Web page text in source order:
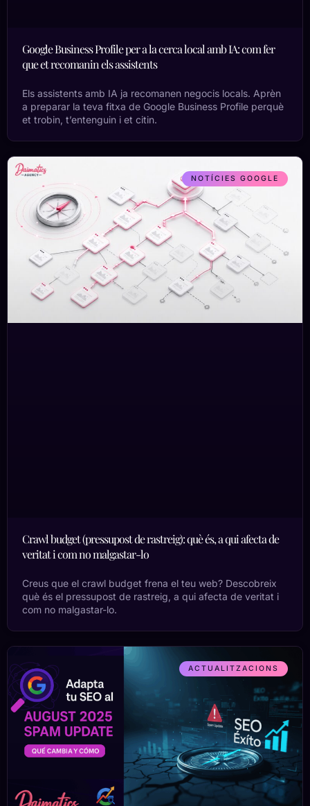
Google Business Profile per a la cerca local amb IA: com fer
que et recomanin els assistents
Els assistents amb IA ja recomanen negocis locals. Aprèn
a preparar la teva fitxa de Google Business Profile perquè
et trobin, t’entenguin i et citin.
NOTÍCIES GOOGLE
Crawl budget (pressupost de rastreig): què és, a qui afecta de
veritat i com no malgastar-lo
Creus que el crawl budget frena el teu web? Descobreix
què és el pressupost de rastreig, a qui afecta de veritat i
com no malgastar-lo.
ACTUALITZACIONS